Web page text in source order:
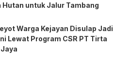
Hutan untuk Jalur Tambang
Warga Kejayan Disulap Jadi
Lewat Program CSR PT Tirta